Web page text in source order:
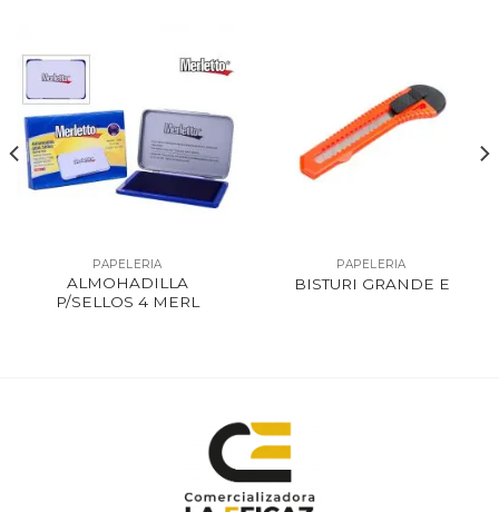
PAPELERIA
ALMOHADILLA
P/SELLOS 4 MERL
PAPELERIA
BISTURI GRANDE E